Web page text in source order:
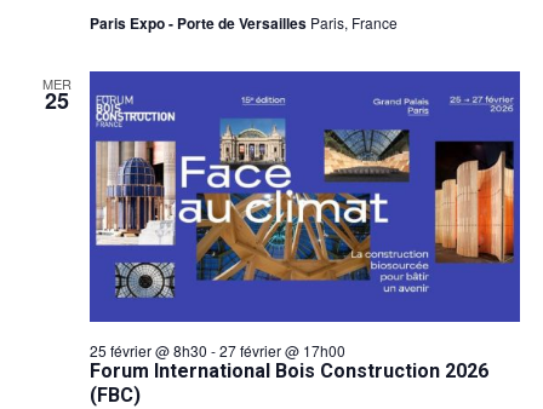
Paris Expo - Porte de Versailles Paris, France
MER
25
Forum International Bois Construction 2026
(FBC)
25 février @ 8h30 -27 février @ 17h00